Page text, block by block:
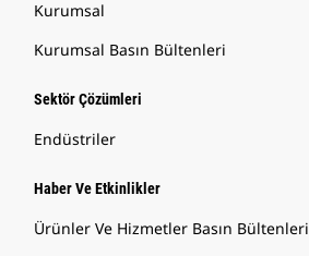
Kurumsal
Kurumsal Basın Bültenleri
Sektör Çözümleri
Endüstriler
Haber Ve Etkinlikler
Ürünler Ve Hizmetler Basın Bültenleri